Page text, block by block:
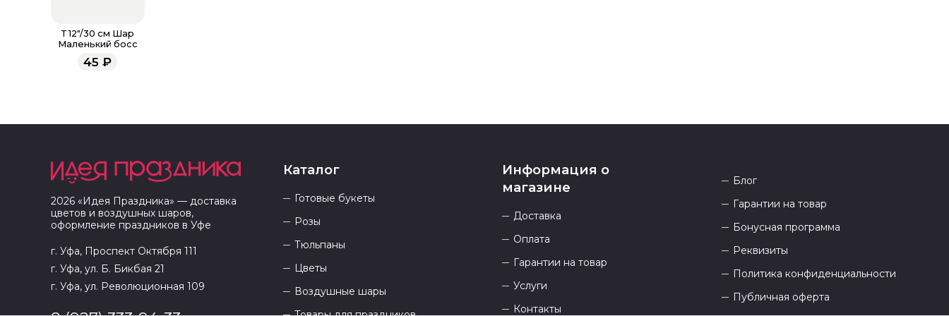
Т 12"/30 см Шар
Маленький босс
45 ₽
2026 «Идея Праздника» — доставка
цветов и воздушных шаров,
оформление праздников в Уфе
г. Уфа, Проспект Октября 111
г. Уфа, ул. Б. Бикбая 21
г. Уфа, ул. Революционная 109
Каталог
Готовые букеты
Розы
Тюльпаны
Цветы
Воздушные шары
Информация о
магазине
Доставка
Оплата
Гарантии на товар
Услуги
Контакты
Блог
Гарантии на товар
Бонусная программа
Реквизиты
Политика конфиденциальности
Публичная оферта